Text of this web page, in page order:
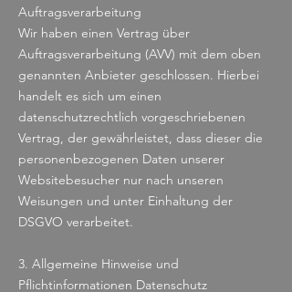
Auftragsverarbeitung
Wir haben einen Vertrag über
Auftragsverarbeitung (AVV) mit dem oben
genannten Anbieter geschlossen. Hierbei
handelt es sich um einen
datenschutzrechtlich vorgeschriebenen
Vertrag, der gewährleistet, dass dieser die
personenbezogenen Daten unserer
Websitebesucher nur nach unseren
Weisungen und unter Einhaltung der
DSGVO verarbeitet.
3. Allgemeine Hinweise und
Pflichtinformationen Datenschutz